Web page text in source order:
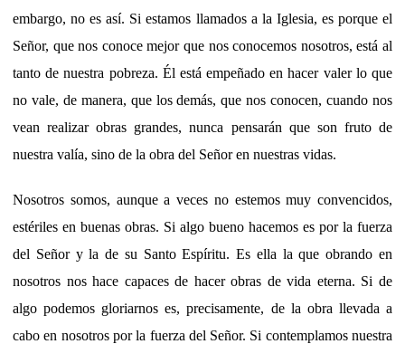
embargo, no es así. Si estamos llamados a la Iglesia, es porque el
Señor, que nos conoce mejor que nos conocemos nosotros, está al
tanto de nuestra pobreza. Él está empeñado en hacer valer lo que
no vale, de manera, que los demás, que nos conocen, cuando nos
vean realizar obras grandes, nunca pensarán que son fruto de
nuestra valía, sino de la obra del Señor en nuestras vidas.
Nosotros somos, aunque a veces no estemos muy convencidos,
estériles en buenas obras. Si algo bueno hacemos es por la fuerza
del Señor y la de su Santo Espíritu. Es ella la que obrando en
nosotros nos hace capaces de hacer obras de vida eterna. Si de
algo podemos gloriarnos es, precisamente, de la obra llevada a
cabo en nosotros por la fuerza del Señor. Si contemplamos nuestra